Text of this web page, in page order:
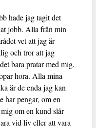
hade jag tagit det
jobb. Alla från min
vet att jag är
och tror att jag
bara pratar med mig.
hora. Alla mina
är de enda jag kan
har pengar, om en
om en kund slår
vid liv eller att vara